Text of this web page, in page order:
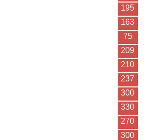
195
163
75
209
210
237
300
330
270
300